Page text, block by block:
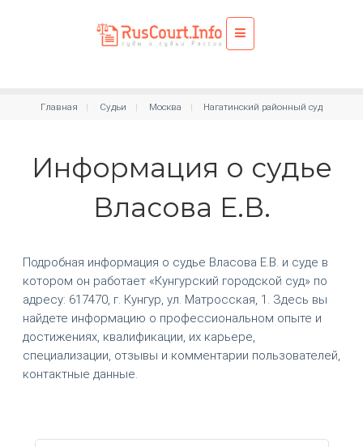
Главная Судьи Москва Нагатинский районный суд
Информация о судье
Власова Е.В.
Подробная информация о судье Власова Е.В. и суде в
котором он работает «Кунгурский городской суд» по
адресу: 617470, г. Кунгур, ул. Матросская, 1. Здесь вы
найдете информацию о профессиональном опыте и
достижениях, квалификации, их карьере,
специализации, отзывы и комментарии пользователей,
контактные данные.